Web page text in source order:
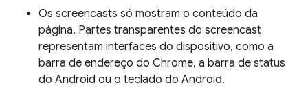
Os screencasts só mostram o conteúdo da
página. Partes transparentes do screencast
representam interfaces do dispositivo, como a
barra de endereço do Chrome, a barra de status
do Android ou o teclado do Android.